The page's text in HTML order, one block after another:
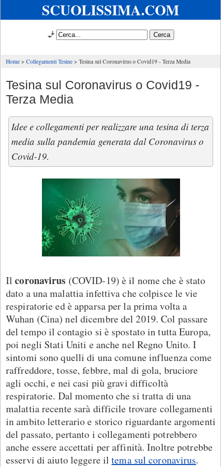
SCUOLISSIMA.COM
🧞
Home Collegamenti Tesine Tesina sul Coronavirus o Covid19 - Terza Media
Tesina sul Coronavirus o Covid19 -
Terza Media
Idee e collegamenti per realizzare una tesina di terza
media sulla pandemia generata dal Coronavirus o
Covid-19.
Ilcoronavirus (COVID-19) è il nome che è stato
dato a una malattia infettiva che colpisce le vie
respiratorie ed è apparsa per la prima volta a
Wuhan (Cina) nel dicembre del 2019. Col passare
del tempo il contagio si è spostato in tutta Europa,
poi negli Stati Uniti e anche nel Regno Unito. I
sintomi sono quelli di una comune influenza come
raffreddore, tosse, febbre, mal di gola, bruciore
agli occhi, e nei casi più gravi difficoltà
respiratorie. Dal momento che si tratta di una
malattia recente sarà difficile trovare collegamenti
in ambito letterario e storico riguardante argomenti
del passato, pertanto i collegamenti potrebbero
anche essere accettati per affinità. Inoltre potrebbe
esservi di aiuto leggere iltema sul coronavirus.